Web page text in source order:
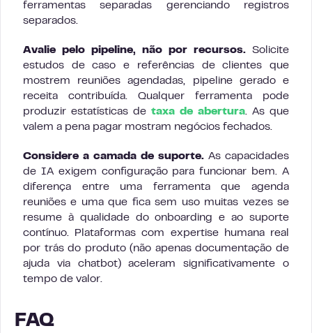
ferramentas separadas gerenciando registros
separados.
Avalie pelo pipeline, não por recursos. Solicite
estudos de caso e referências de clientes que
mostrem reuniões agendadas, pipeline gerado e
receita contribuída. Qualquer ferramenta pode
produzir estatísticas de taxa de abertura. As que
valem a pena pagar mostram negócios fechados.
Considere a camada de suporte. As capacidades
de IA exigem configuração para funcionar bem. A
diferença entre uma ferramenta que agenda
reuniões e uma que fica sem uso muitas vezes se
resume à qualidade do onboarding e ao suporte
contínuo. Plataformas com expertise humana real
por trás do produto (não apenas documentação de
ajuda via chatbot) aceleram significativamente o
tempo de valor.
FAQ